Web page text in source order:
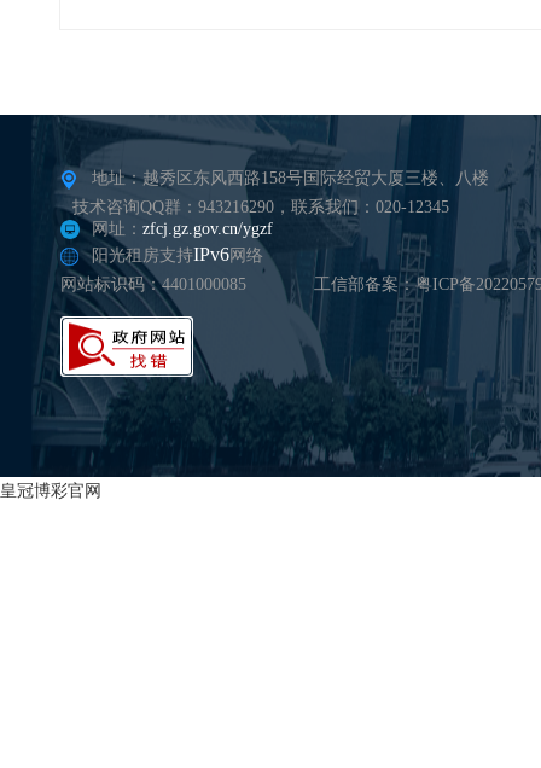
地址：越秀区东风西路158号国际经贸大厦三楼、八楼
技术咨询QQ群：943216290，联系我们：020-12345
网址： zfcj.gz.gov.cn/ygzf
阳光租房支持IPv6网络
网站标识码：4401000085
工信部备案：粤ICP备
皇冠博彩官网